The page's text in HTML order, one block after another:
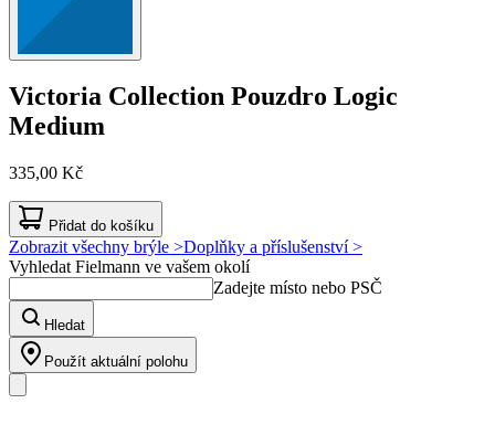
Victoria Collection Pouzdro Logic
Medium
335,00 Kč
Přidat do košíku
Zobrazit všechny brýle >Doplňky a příslušenství >
Vyhledat Fielmann ve vašem okolí
Zadejte místo nebo PSČ
Hledat
Použít aktuální polohu